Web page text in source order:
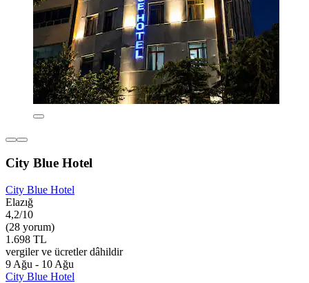
City Blue Hotel
City Blue Hotel
Elazığ
4,2/10
(28 yorum)
1.698 TL
vergiler ve ücretler dâhildir
9 Ağu - 10 Ağu
City Blue Hotel